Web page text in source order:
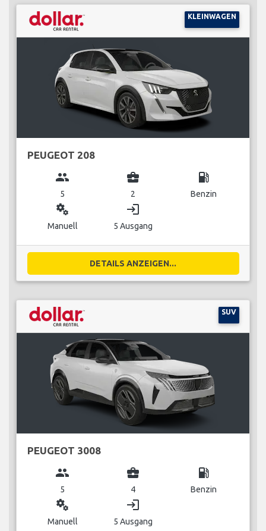
KLEINWAGEN
PEUGEOT 208
group
5
business_center
2
local_gas_station
Benzin
miscellaneous_services
Manuell
login
5 Ausgang
DETAILS ANZEIGEN...
SUV
PEUGEOT 3008
group
5
business_center
4
local_gas_station
Benzin
miscellaneous_services
Manuell
login
5 Ausgang